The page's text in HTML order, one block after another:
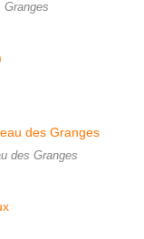
Granges
des Granges